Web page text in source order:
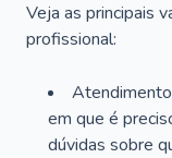
Veja as principais
profissional:
em que é
dúvidas sobre